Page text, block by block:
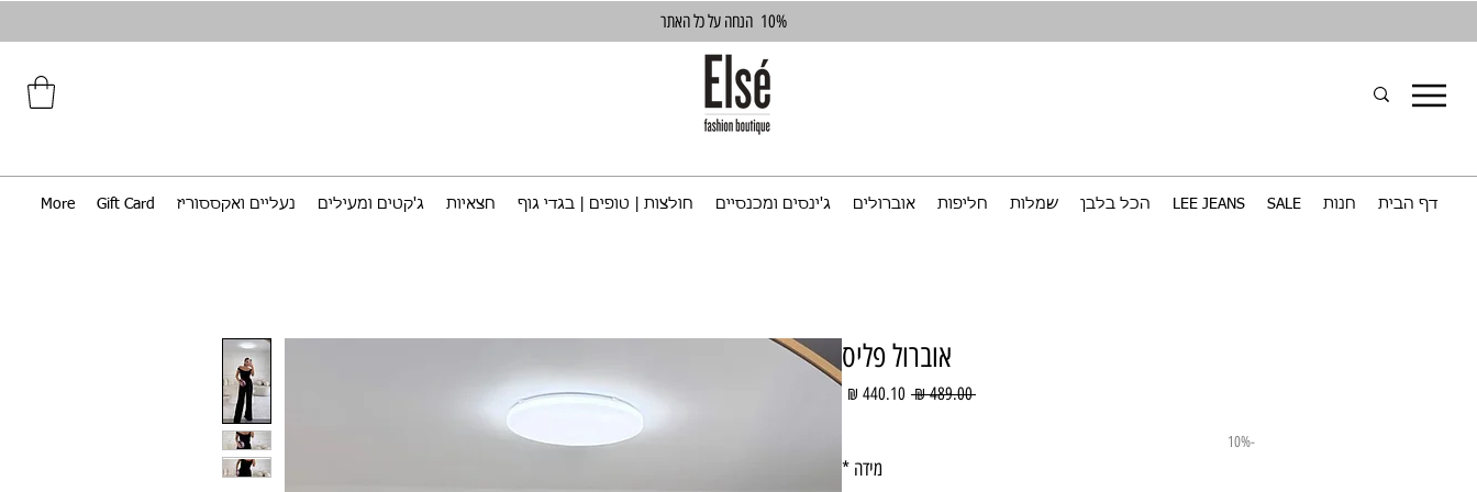
10% הנחה על כל האתר
דף הבית חנות SALE
LEE JEANS הכל בלבן שמלות חליפות אוברולים ג'ינסים ומכנסיים חולצות | טופים | בגדי גוף חצאיות ג'קטים ומעילים נעליים ואקססוריז Gift Card
More
אוברול פליס
‏489.00 ‏₪
מחיר
מחיר
-10%
מידה *